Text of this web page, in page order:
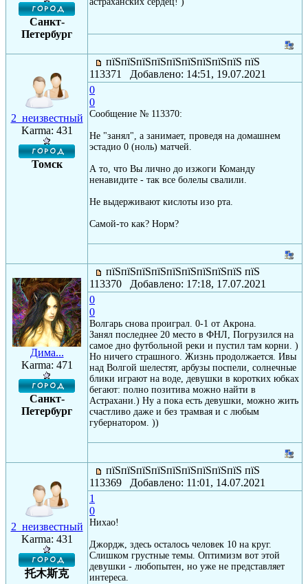
Санкт-
Петербург
2_неизвестный
Karma: 431
Томск
пїЅпїЅпїЅпїЅпїЅпїЅпїЅпїЅпїЅ пїЅ
113371 Добавлено: 14:51, 19.07.2021
0
0
Сообщение № 113370:
Не "занял", а занимает, проведя на домашнем
эстадио 0 (ноль) матчей.
А то, что Вы лично до изжоги Команду
ненавидите - так все болелы свалили.
Не выдерживают кислоты изо рта.
Самой-то как? Норм?
Дима...
Karma: 471
Санкт-
Петербург
пїЅпїЅпїЅпїЅпїЅпїЅпїЅпїЅпїЅ пїЅ
113370 Добавлено: 17:18, 17.07.2021
0
0
Волгарь снова проиграл. 0-1 от Акрона.
Занял последнее 20 место в ФНЛ, Погрузился на
самое дно футбольной реки и пустил там корни. )
Но ничего страшного. Жизнь продолжается. Ивы
над Волгой шелестят, арбузы поспели, солнечные
блики играют на воде, девушки в коротких юбках
бегают: полно позитива можно найти в
Астрахани.) Ну а пока есть девушки, можно жить
счастливо даже и без трамвая и с любым
губернатором. ))
2_неизвестный
Karma: 431
托木斯克
пїЅпїЅпїЅпїЅпїЅпїЅпїЅпїЅпїЅ пїЅ
113369 Добавлено: 11:01, 14.07.2021
1
0
Нихао!
Джордж, здесь осталось человек 10 на круг.
Слишком грустные темы. Оптимизм вот этой
девушки - любопытен, но уже не представляет
интереса.